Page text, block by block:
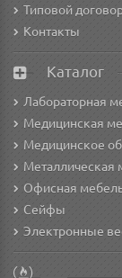
Типовой
Контакты
Каталог
Лабораторная
Медицинская
Медицинское
Металлическая
Офисная
Сейфы
Электронные